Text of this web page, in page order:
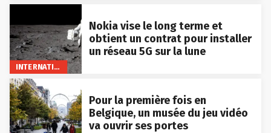
INTERNATIONAL
Nokia vise le long terme et
obtient un contrat pour installer
un réseau 5G sur la lune
Pour la première fois en
Belgique, un musée du jeu vidéo
va ouvrir ses portes